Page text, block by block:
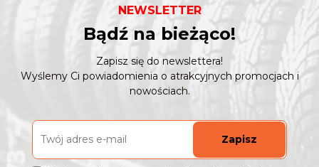
NEWSLETTER
Bądź na bieżąco!
Zapisz się do newslettera!
Wyślemy Ci powiadomienia o atrakcyjnych promocjach i
nowościach.
Zapisz